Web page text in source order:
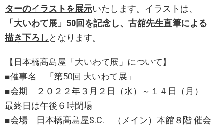
ターのイラストを展示いたします。イラストは、
「大いわて展」50回を記念し、古舘先生直筆による
描き下ろし となります。
【日本橋高島屋「大いわて展」について】
■催事名 「第50回 大いわて展」
■会期 ２０２２年３月２日（水）～１４日（月）
最終日は午後６時閉場
■会場 日本橋髙島屋S.C. （メイン）本館８階 催会